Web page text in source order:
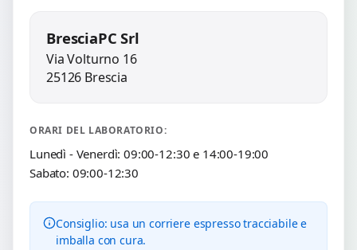
BresciaPC Srl
Via Volturno 16
25126 Brescia
ORARI DEL LABORATORIO:
Lunedì - Venerdì: 09:00-12:30 e 14:00-19:00
Sabato: 09:00-12:30
Consiglio: usa un corriere espresso tracciabile e
imballa con cura.